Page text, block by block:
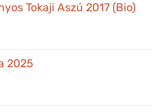
Tokaji Aszú 2017 (Bio)
2025